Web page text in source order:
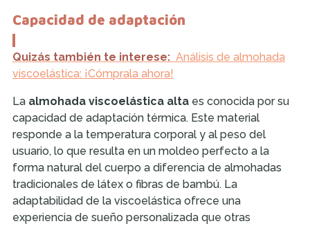
Capacidad de adaptación
Quizás también te interese: Análisis de almohada
viscoelástica: ¡Cómprala ahora!
La almohada viscoelástica alta es conocida por su
capacidad de adaptación térmica. Este material
responde a la temperatura corporal y al peso del
usuario, lo que resulta en un moldeo perfecto a la
forma natural del cuerpo a diferencia de almohadas
tradicionales de látex o fibras de bambú. La
adaptabilidad de la viscoelástica ofrece una
experiencia de sueño personalizada que otras